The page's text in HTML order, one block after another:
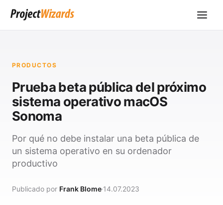
PRODUCTOS
Prueba beta pública del próximo
sistema operativo macOS
Sonoma
Por qué no debe instalar una beta pública de
un sistema operativo en su ordenador
productivo
Publicado por Frank Blome 14.07.2023